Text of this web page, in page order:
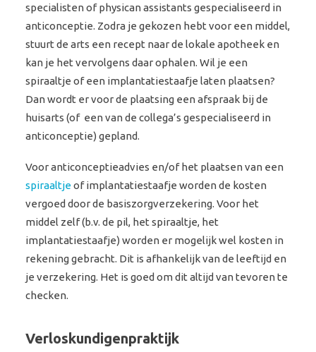
specialisten of physican assistants gespecialiseerd in
anticonceptie. Zodra je gekozen hebt voor een middel,
stuurt de arts een recept naar de lokale apotheek en
kan je het vervolgens daar ophalen. Wil je een
spiraaltje of een implantatiestaafje laten plaatsen?
Dan wordt er voor de plaatsing een afspraak bij de
huisarts (of een van de collega’s gespecialiseerd in
anticonceptie) gepland.
Voor anticonceptieadvies en/of het plaatsen van een
spiraaltjeof implantatiestaafje worden de kosten
vergoed door de basiszorgverzekering. Voor het
middel zelf (b.v. de pil, het spiraaltje, het
implantatiestaafje) worden er mogelijk wel kosten in
rekening gebracht. Dit is afhankelijk van de leeftijd en
je verzekering. Het is goed om dit altijd van tevoren te
checken.
Verloskundigenpraktijk